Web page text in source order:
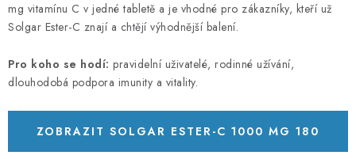
mg vitamínu C v jedné tabletě a je vhodné pro zákazníky, kteří už
Solgar Ester-C znají a chtějí výhodnější balení.
Pro koho se hodí: pravidelní uživatelé, rodinné užívání,
dlouhodobá podpora imunity a vitality.
ZOBRAZIT SOLGAR ESTER-C 1000 MG 180